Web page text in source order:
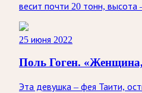
весит почти 20 тонн, высота
25 июня 2022
Поль Гоген.
Эта девушка – фея Таити,